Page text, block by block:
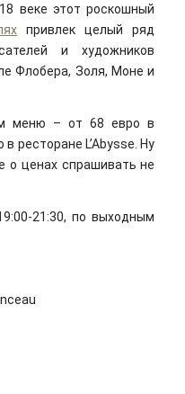
веке этот роскошный
привлек целый ряд
и художников
Флобера, Золя, Моне и
меню – от 68 евро в
ресторане L’Abysse. Ну
о ценах спрашивать не
21:30, по выходным